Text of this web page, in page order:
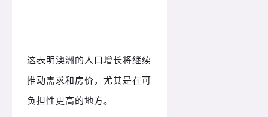
这表明澳洲的人口增长将继续
推动需求和房价，尤其是在可
负担性更高的地方。